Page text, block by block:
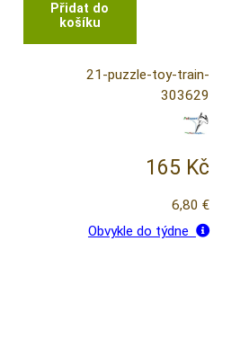
21-puzzle-toy-train-
303629
165 Kč
6,80 €
Obvykle do týdne